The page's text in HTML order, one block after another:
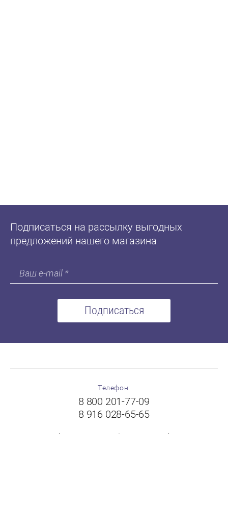
Подписаться на рассылку выгодных
предложений нашего магазина
Подписаться
Телефон:
8 800 201-77-09
8 916 028-65-65
(с 8:00 до 19:00 без выходных)